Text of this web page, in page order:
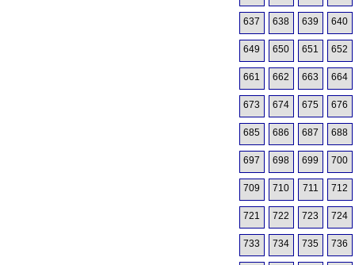
637 638 639 640
649 650 651 652
661 662 663 664
673 674 675 676
685 686 687 688
697 698 699 700
709 710 711 712
721 722 723 724
733 734 735 736